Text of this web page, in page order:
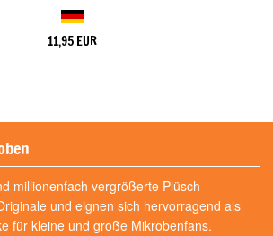
11,95 EUR
millionenfach vergrößerte Plüsch-
und eignen sich hervorragend als
für kleine und große Mikrobenfans.